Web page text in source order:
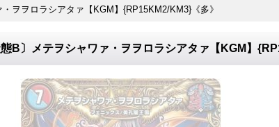
ヲヲロラシアタァ【KGM】{RP15KM2/KM3}《多》
B〕メテヲシャワァ・ヲヲロラシアタァ【KGM】